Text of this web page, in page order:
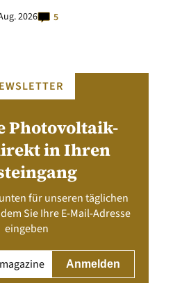
2026 5
Photovoltaik-
in Ihren
für unseren täglichen
Sie Ihre E-Mail-Adresse
eingeben